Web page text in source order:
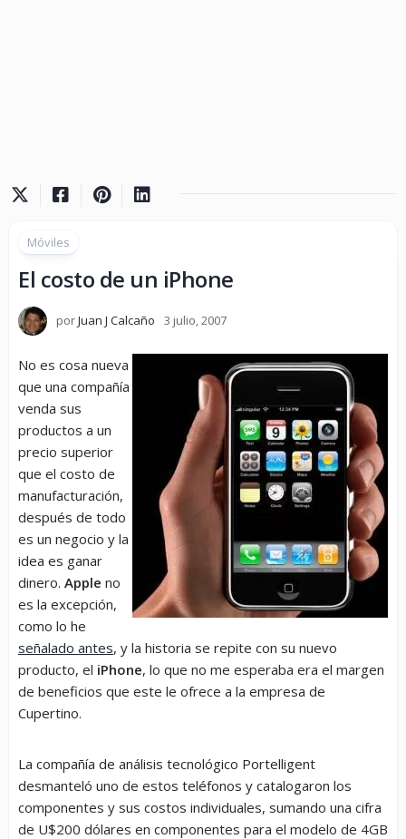
Móviles
El costo de un iPhone
porJuan J Calcaño 3 julio, 2007
No es cosa nueva
que una compañía
venda sus
productos a un
precio superior
que el costo de
manufacturación,
después de todo
es un negocio y la
idea es ganar
dinero. Apple no
es la excepción,
como lo he
señalado antes, y la historia se repite con su nuevo
producto, el iPhone, lo que no me esperaba era el margen
de beneficios que este le ofrece a la empresa de
Cupertino.
La compañía de análisis tecnológico Portelligent
desmanteló uno de estos teléfonos y catalogaron los
componentes y sus costos individuales, sumando una cifra
de U$200 dólares en componentes para el modelo de 4GB